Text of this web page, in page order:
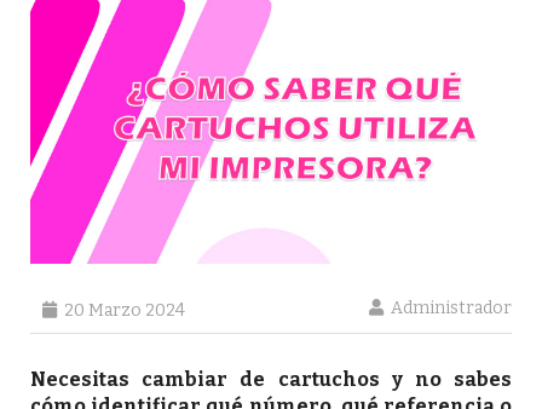
20 Marzo 2024
Necesitas cambiar de cartuchos y no sabes
Administrador